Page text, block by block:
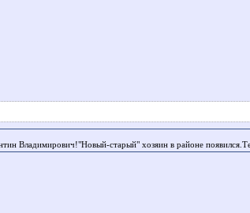
Владимирович!"Новый-старый" хозяин в районе